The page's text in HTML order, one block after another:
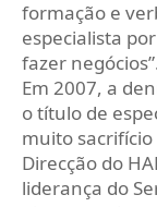
formação e
especialista
fazer
Em 2007, a
o título de
muito
Direcção do
liderança do